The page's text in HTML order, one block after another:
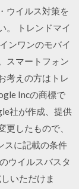
ウイルス対策を
。 トレンドマイ
ンワンのモバイ
スマートフォン
考えの方はトレ
Incの商標で
社が作成、提供
更したもので、
スに記載の条件
ウイルスバスタ
いただけま